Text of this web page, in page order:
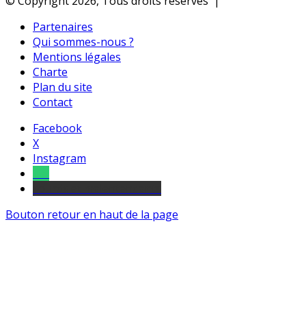
Partenaires
Qui sommes-nous ?
Mentions légales
Charte
Plan du site
Contact
Facebook
X
Instagram
Bouton retour en haut de la page